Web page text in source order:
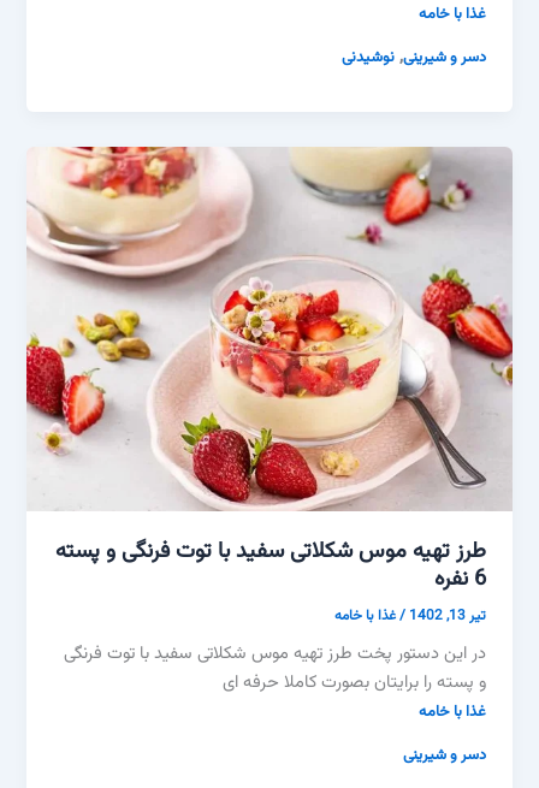
غذا با خامه
دسر و شیرینی,نوشیدنی
طرز تهیه موس شکلاتی سفید با توت فرنگی و پسته
6 نفره
تیر 13, 1402 /غذا با خامه
در این دستور پخت طرز تهیه موس شکلاتی سفید با توت فرنگی
و پسته را برایتان بصورت کاملا حرفه ای
غذا با خامه
دسر و شیرینی